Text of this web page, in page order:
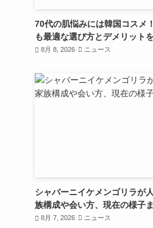
70代の肌悩みには韓国コスメ
も最適な選び方とデメリット
8月 8, 2026 ニュース
シャバーニイケメンゴリラが
族構成や会い方、現在の様子
8月 7, 2026 ニュース